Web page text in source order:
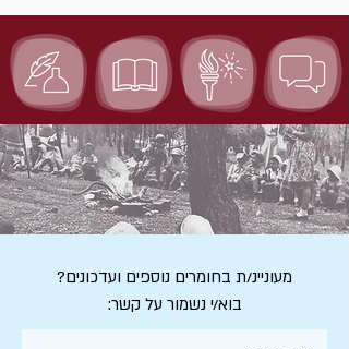
מעוניינ/ת בחומרים נוספים ועדכונים?
בוא/י נשמור על קשר: